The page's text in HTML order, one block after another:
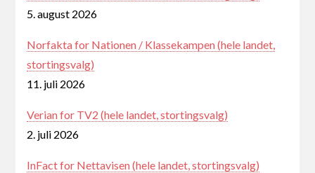
5. august 2026
Norfakta for Nationen / Klassekampen (hele landet,
stortingsvalg)
11. juli 2026
Verian for TV2 (hele landet, stortingsvalg)
2. juli 2026
InFact for Nettavisen (hele landet, stortingsvalg)